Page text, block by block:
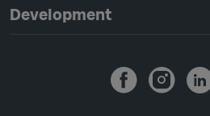
Development